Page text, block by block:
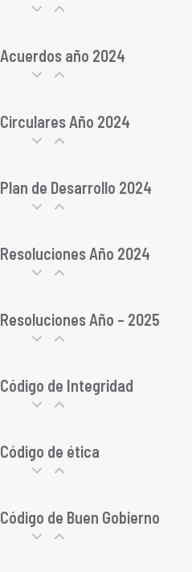
Acuerdos año 2024
Circulares Año 2024
Plan de Desarrollo 2024
Resoluciones Año 2024
Resoluciones Año – 2025
Código de Integridad
Código de ética
Código de Buen Gobierno